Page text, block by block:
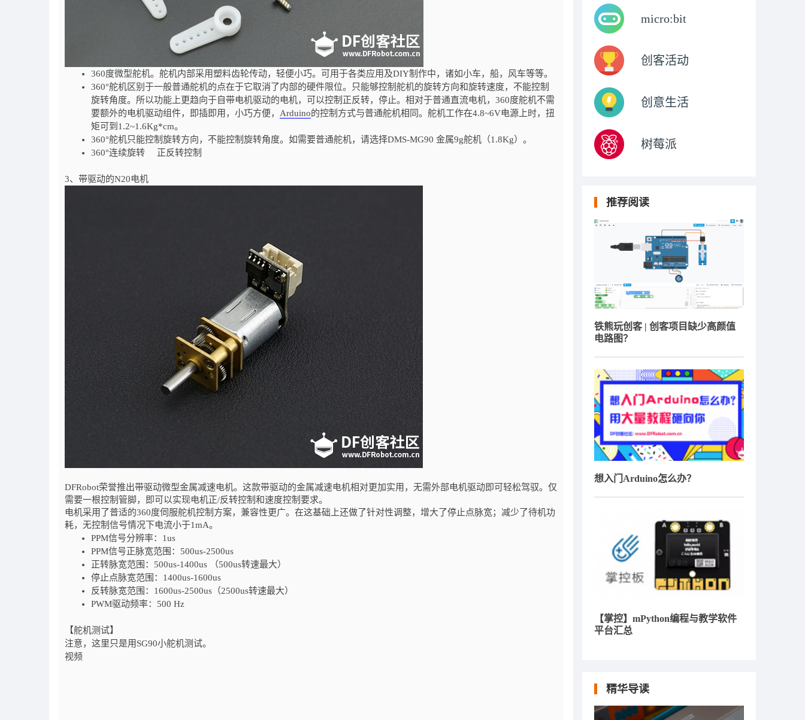
360度微型舵机。舵机内部采用塑料齿轮传动，轻便小巧。可用于各类应用及DIY制作中，诸如小车，船，风车等等。
360°舵机区别于一般普通舵机的点在于它取消了内部的硬件限位。只能够控制舵机的旋转方向和旋转速度，不能控制
旋转角度。所以功能上更趋向于自带电机驱动的电机，可以控制正反转，停止。相对于普通直流电机，360度舵机不需
要额外的电机驱动组件，即插即用，小巧方便， Arduino的控制方式与普通舵机相同。舵机工作在4.8~6V电源上时，扭
矩可到1.2~1.6Kg*cm。
360°舵机只能控制旋转方向，不能控制旋转角度。如需要普通舵机，请选择DMS-MG90 金属9g舵机（1.8Kg）。
360°连续旋转 正反转控制
3、带驱动的N20电机
DFRobot荣誉推出带驱动微型金属减速电机。这款带驱动的金属减速电机相对更加实用，无需外部电机驱动即可轻松驾驭。仅
需要一根控制管脚，即可以实现电机正/反转控制和速度控制要求。
电机采用了普适的360度伺服舵机控制方案，兼容性更广。在这基础上还做了针对性调整，增大了停止点脉宽；减少了待机功
耗，无控制信号情况下电流小于1mA。
PPM信号分辨率：1us
PPM信号正脉宽范围：500us-2500us
正转脉宽范围：500us-1400us （500us转速最大）
停止点脉宽范围：1400us-1600us
反转脉宽范围：1600us-2500us（2500us转速最大）
PWM驱动频率：500 Hz
【舵机测试】
注意，这里只是用SG90小舵机测试。
视频
micro:bit
创客活动
创意生活
树莓派
推荐阅读
铁熊玩创客 | 创客项目缺少高颜值
电路图？
想入门Arduino怎么办？
【掌控】mPython编程与教学软件
平台汇总
精华导读